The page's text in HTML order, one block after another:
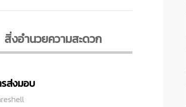
สิ่งอํานวยความสะดวก
ส่งมอบ